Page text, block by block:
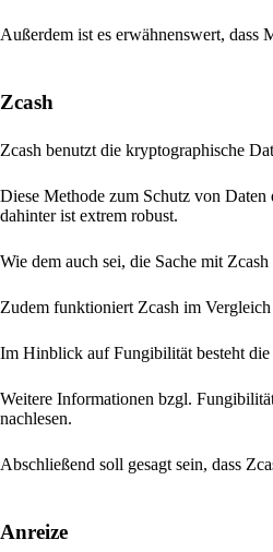
Außerdem ist es erwähnenswert,
Zcash
Zcash benutzt die kryptographische
Diese Methode zum Schutz von
dahinter ist extrem robust.
Wie dem auch sei, die Sache mit
Zudem funktioniert Zcash im
Im Hinblick auf Fungibilität besteht die
Weitere Informationen bzgl.
nachlesen.
Abschließend soll gesagt sein, dass
Anreize